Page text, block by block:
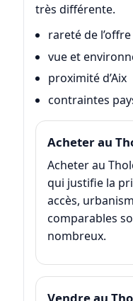
très différente.
rareté de l’offre
vue et
proximité d’Aix
contraintes
Acheter au
Acheter au
qui justifie la
accès,
comparables
nombreux.
Vendre au